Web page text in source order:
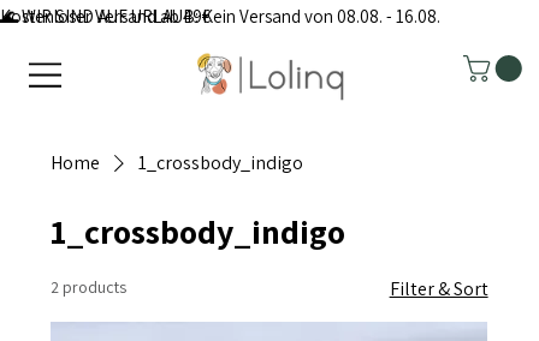
Kostenloser Versand ab 49€
🌊 WIR SIND AUF URLAUB: Kein Versand von 08.08. - 16.08.
Home 1_crossbody_indigo
1_crossbody_indigo
2 products Filter & Sort